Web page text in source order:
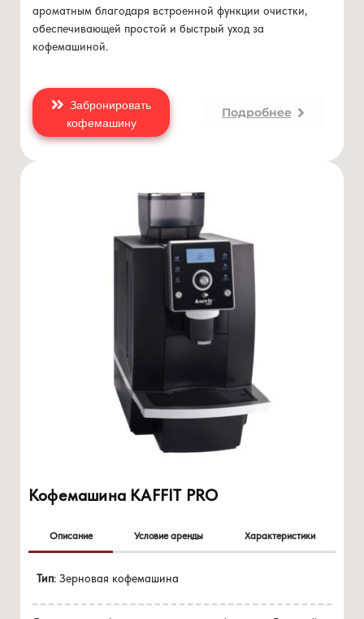
ароматным благодаря встроенной функции очистки,
обеспечивающей простой и быстрый уход за
кофемашиной.
Забронировать
кофемашину
Подробнее
Кофемашина KAFFIT PRO
Описание Условие аренды Характеристики
Тип: Зерновая кофемашина
Цена 0 руб./меспри покупке
высокое качество сборки и материалов